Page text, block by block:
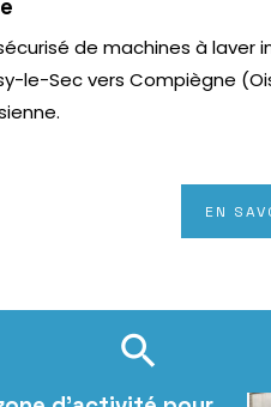
de machines à laver
le-Sec vers Compiègne
EN